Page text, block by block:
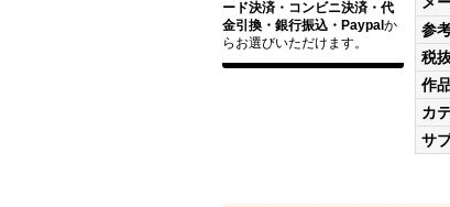
参
税
作
カ
サ
ード決済・コンビニ決済・代
金引換・銀行振込・Paypalか
らお選びいただけます。